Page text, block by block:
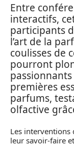
Entre
interactifs,
participants
l’art de la
coulisses de
pourront
premières
parfums,
olfactive
Les
leur savoir-faire